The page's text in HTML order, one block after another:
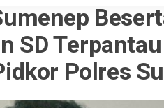
SD
Polres